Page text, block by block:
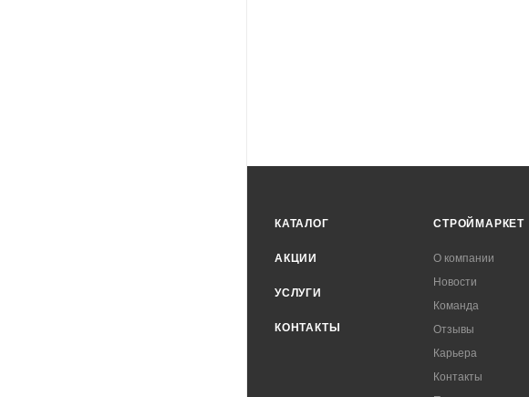
КАТАЛОГ
АКЦИИ
УСЛУГИ
КОНТАКТЫ
СТРОЙМАРКЕТ
О компании
Новости
Команда
Отзывы
Карьера
Контакты